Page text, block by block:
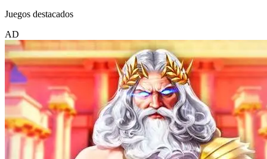
Juegos destacados
AD